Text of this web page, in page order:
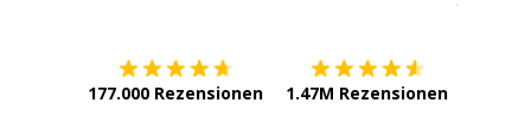
177.000 Rezensionen 1.47M Rezensionen